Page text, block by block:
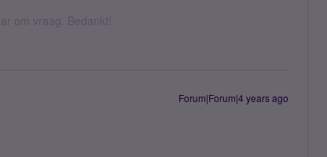
om vraag. Bedankt!
Forum|Forum|4 years ago